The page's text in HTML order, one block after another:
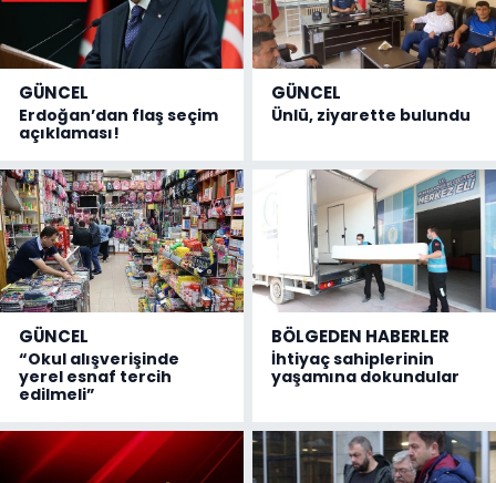
GÜNCEL
Erdoğan’dan flaş seçim
açıklaması!
GÜNCEL
Ünlü, ziyarette bulundu
GÜNCEL
“Okul alışverişinde
yerel esnaf tercih
edilmeli”
BÖLGEDEN HABERLER
İhtiyaç sahiplerinin
yaşamına dokundular